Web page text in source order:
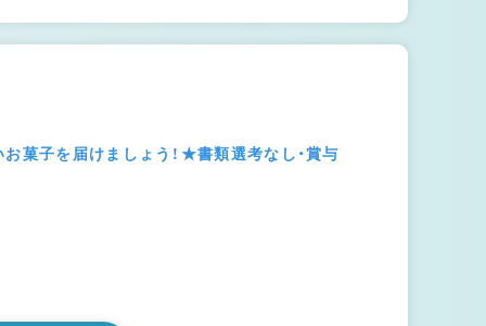
お菓子を届けましょう！★書類選考なし・賞与